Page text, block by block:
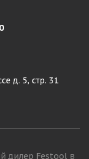
д. 5, стр. 31
дилер Festool в